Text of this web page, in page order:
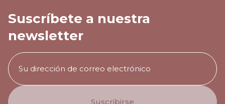
Suscríbete a nuestra
newsletter